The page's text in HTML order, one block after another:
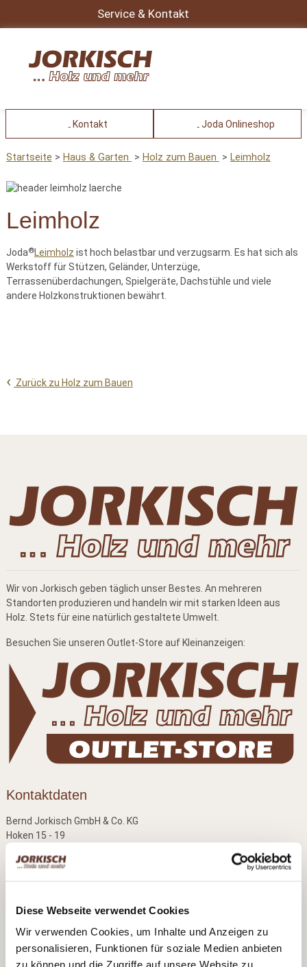
Diese Webseite verwendet Cookies
Wir verwenden Cookies, um Inhalte und Anzeigen zu
personalisieren, Funktionen für soziale Medien anbieten
zu können und die Zugriffe auf unsere Website zu
Service & Kontakt
Kontakt Joda Onlineshop
Startseite Haus & Garten Holz zum Bauen Leimholz
Leimholz
Joda®Leimholz ist hoch belastbar und verzugsarm. Es hat sich als
Werkstoff für Stützen, Geländer, Unterzüge,
Terrassenüberdachungen, Spielgeräte, Dachstühle und viele
andere Holzkonstruktionen bewährt.
Zurück zu Holz zum Bauen
Wir von Jorkisch geben täglich unser Bestes. An mehreren
Standorten produzieren und handeln wir mit starken Ideen aus
Holz. Stets für eine natürlich gestaltete Umwelt.
Besuchen Sie unseren Outlet-Store auf Kleinanzeigen:
Kontaktdaten
Bernd Jorkisch GmbH & Co. KG
Hoken 15 - 19
Folgen Sie dem Joda -Marken-Onlineshop: